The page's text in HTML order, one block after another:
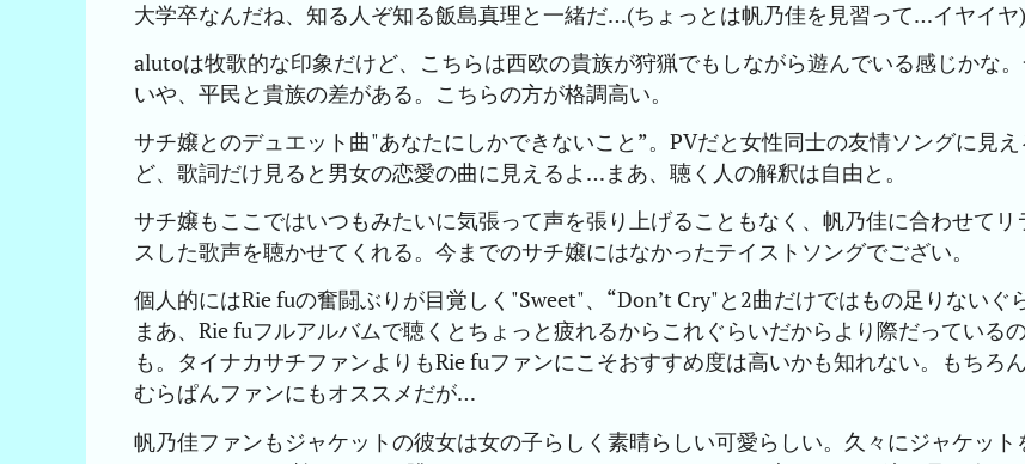
大学卒なんだね、知る人ぞ知る飯島真理と一緒だ…(ちょっとは帆乃佳を見習って…イヤイヤ)
alutoは牧歌的な印象だけど、こちらは西欧の貴族が狩猟でもしながら遊んでいる感じかな
いや、平民と貴族の差がある。こちらの方が格調高い。
サチ嬢とのデュエット曲"あなたにしかできないこと”。PVだと女性同士の友情ソングに見え
ど、歌詞だけ見ると男女の恋愛の曲に見えるよ…まあ、聴く人の解釈は自由と。
サチ嬢もここではいつもみたいに気張って声を張り上げることもなく、帆乃佳に合わせてリ
スした歌声を聴かせてくれる。今までのサチ嬢にはなかったテイストソングでござい。
個人的にはRie fuの奮闘ぶりが目覚しく"Sweet"、“Don’t Cry"と2曲だけではもの足りないぐら
まあ、Rie fuフルアルバムで聴くとちょっと疲れるからこれぐらいだからより際だっている
も。タイナカサチファンよりもRie fuファンにこそおすすめ度は高いかも知れない。もちろ
むらぱんファンにもオススメだが…
帆乃佳ファンもジャケットの彼女は女の子らしく素晴らしい可愛らしい。久々にジャケット